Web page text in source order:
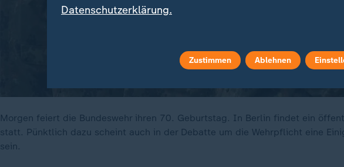
Morgen feiert die Bundeswehr ihren 70. Geburtstag. In Berlin findet ein
statt. Pünktlich dazu scheint auch in der Debatte um die Wehrpflicht eine
sein.
Datenschutzerklärung.
Zustimmen Ablehnen